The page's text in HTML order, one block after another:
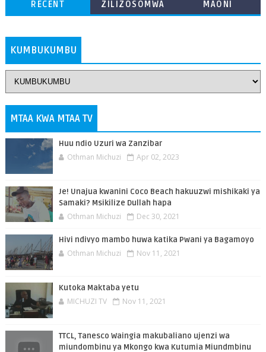
RECENT
ZILIZOSOMWA
MAONI
KUMBUKUMBU
MTAA KWA MTAA TV
Huu ndio Uzuri wa Zanzibar
Othman Michuzi Apr 02, 2023
Je! Unajua kwanini Coco Beach hakuuzwi mishikaki ya
Samaki? Msikilize Dullah hapa
Othman Michuzi Dec 30, 2021
Hivi ndivyo mambo huwa katika Pwani ya Bagamoyo
Othman Michuzi Nov 11, 2021
Kutoka Maktaba yetu
MICHUZI TV Nov 11, 2021
TTCL, Tanesco Waingia makubaliano ujenzi wa
miundombinu ya Mkongo kwa Kutumia Miundmbinu